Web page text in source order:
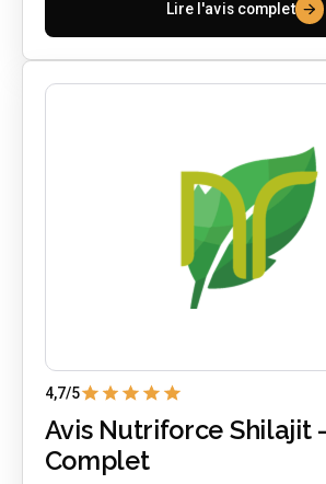
Lire l'avis complet
4,7/5
Avis Nutriforce Shilajit
Complet